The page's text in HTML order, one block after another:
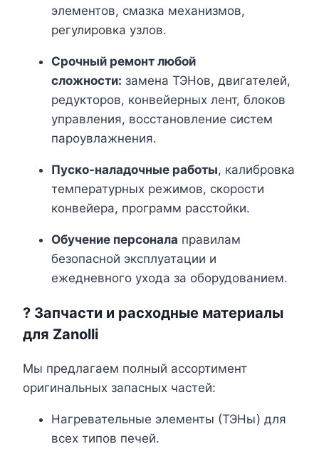
элементов, смазка механизмов,
регулировка узлов.
Срочный ремонт любой
сложности: замена ТЭНов, двигателей,
редукторов, конвейерных лент, блоков
управления, восстановление систем
пароувлажнения.
Пуско-наладочные работы, калибровка
температурных режимов, скорости
конвейера, программ расстойки.
Обучение персонала правилам
безопасной эксплуатации и
ежедневного ухода за оборудованием.
? Запчасти и расходные материалы
для Zanolli
Мы предлагаем полный ассортимент
оригинальных запасных частей:
Нагревательные элементы (ТЭНы) для
всех типов печей.